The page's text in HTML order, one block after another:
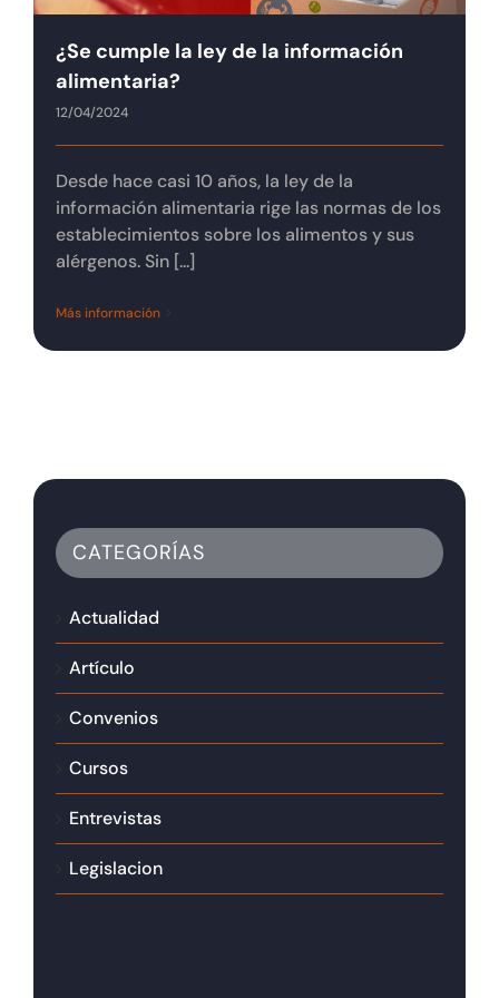
Contacto
¿Se cumple la ley de la información
alimentaria?
12/04/2024
Desde hace casi 10 años, la ley de la
información alimentaria rige las normas de los
establecimientos sobre los alimentos y sus
alérgenos. Sin [...]
Más información
CATEGORÍAS
Actualidad
Artículo
Convenios
Cursos
Entrevistas
Legislacion